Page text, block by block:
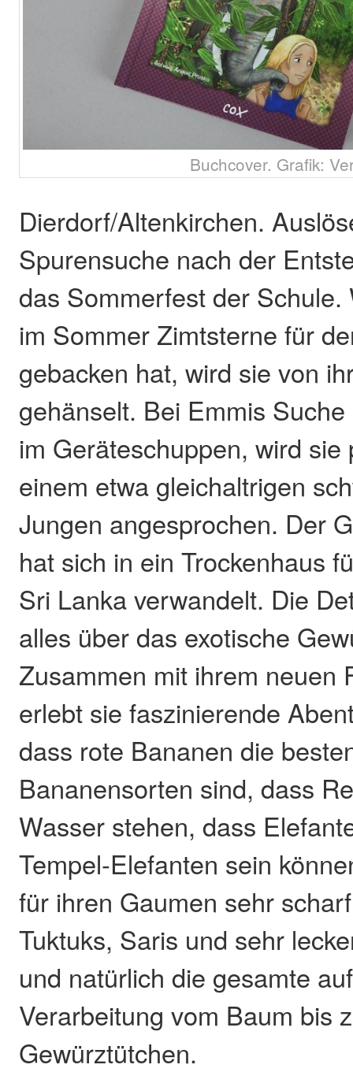
Buchcover. Grafik:
Dierdorf/Altenkirchen.
Spurensuche nach der
das Sommerfest der Schule.
im Sommer Zimtsterne für
gebacken hat, wird sie von
gehänselt. Bei Emmis
im Geräteschuppen, wird sie
einem etwa gleichaltrigen
Jungen angesprochen. Der
hat sich in ein Trockenhaus
Sri Lanka verwandelt. Die
alles über das exotische
Zusammen mit ihrem neuen
erlebt sie faszinierende
dass rote Bananen die
Bananensorten sind, dass
Wasser stehen, dass
Tempel-Elefanten sein
für ihren Gaumen sehr
Tuktuks, Saris und sehr
und natürlich die gesamte
Verarbeitung vom Baum bis
Gewürztütchen.